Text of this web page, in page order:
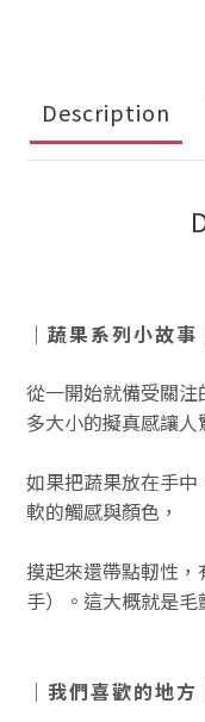
Description
｜蔬果系列小故事
從一開始就備受關
多大小的擬真感讓人
如果把蔬果放在手
軟的觸感與顏色，
摸起來還帶點軔性
手）。這大概就是毛
｜我們喜歡的地方